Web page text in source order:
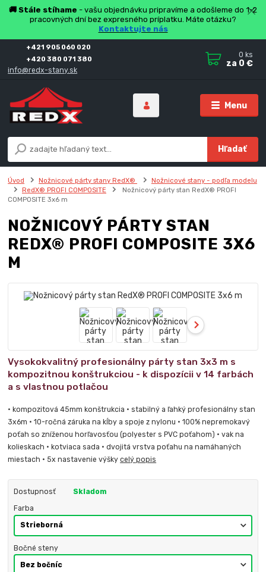
🚚 Stále stíhame - vašu objednávku pripravíme a odošleme do 1-2
pracovných dní bez expresného príplatku. Máte otázku?
Kontaktujte nás
Menu
Hľadať
+421 905 060 020
+420 380 071 380
info@redx-stany.sk
0 ks
za 0 €
Úvod Nožnicové párty stany RedX®
Nožnicové stany - podľa modelu
RedX® PROFI COMPOSITE
Nožnicový párty stan RedX® PROFI
COMPOSITE 3x6 m
NOŽNICOVÝ PÁRTY STAN
REDX® PROFI COMPOSITE 3X6
M
Vysokokvalitný profesionálny párty stan 3x3 m s
kompozitnou konštrukciou - k dispozícii v 14 farbách
a s vlastnou potlačou
• kompozitová 45mm konštrukcia • stabilný a ľahký profesionálny stan
3x6m • 10-ročná záruka na kĺby a spoje z nylonu • 100% nepremokavý
poťah so zníženou horľavosťou (polyester s PVC poťahom) • vak na
kolieskach • kotviaca sada • dvojitá vrstva poťahu na namáhaných
miestach • 5x nastavenie výškycelý popis
Dostupnosť Skladom
Farba
Bočné steny